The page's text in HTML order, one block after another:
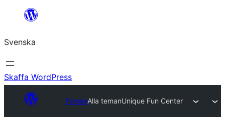
Hoppa
innehåll
Svenska
Skaffa WordPress
TemanAlla temanUnique Fun Center